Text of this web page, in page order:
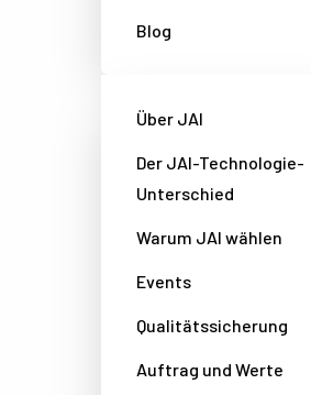
Blog
Über JAI
Der JAI-Technologie-
Unterschied
Warum JAI wählen
Events
Qualitätssicherung
Auftrag und Werte